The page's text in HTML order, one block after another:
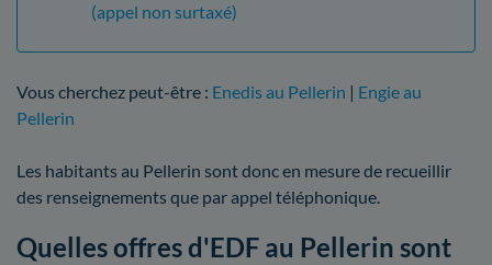
(appel non surtaxé)
Vous cherchez peut-être : Enedis au Pellerin | Engie au
Pellerin
Les habitants au Pellerin sont donc en mesure de recueillir
des renseignements que par appel téléphonique.
Quelles offres d'EDF au Pellerin sont